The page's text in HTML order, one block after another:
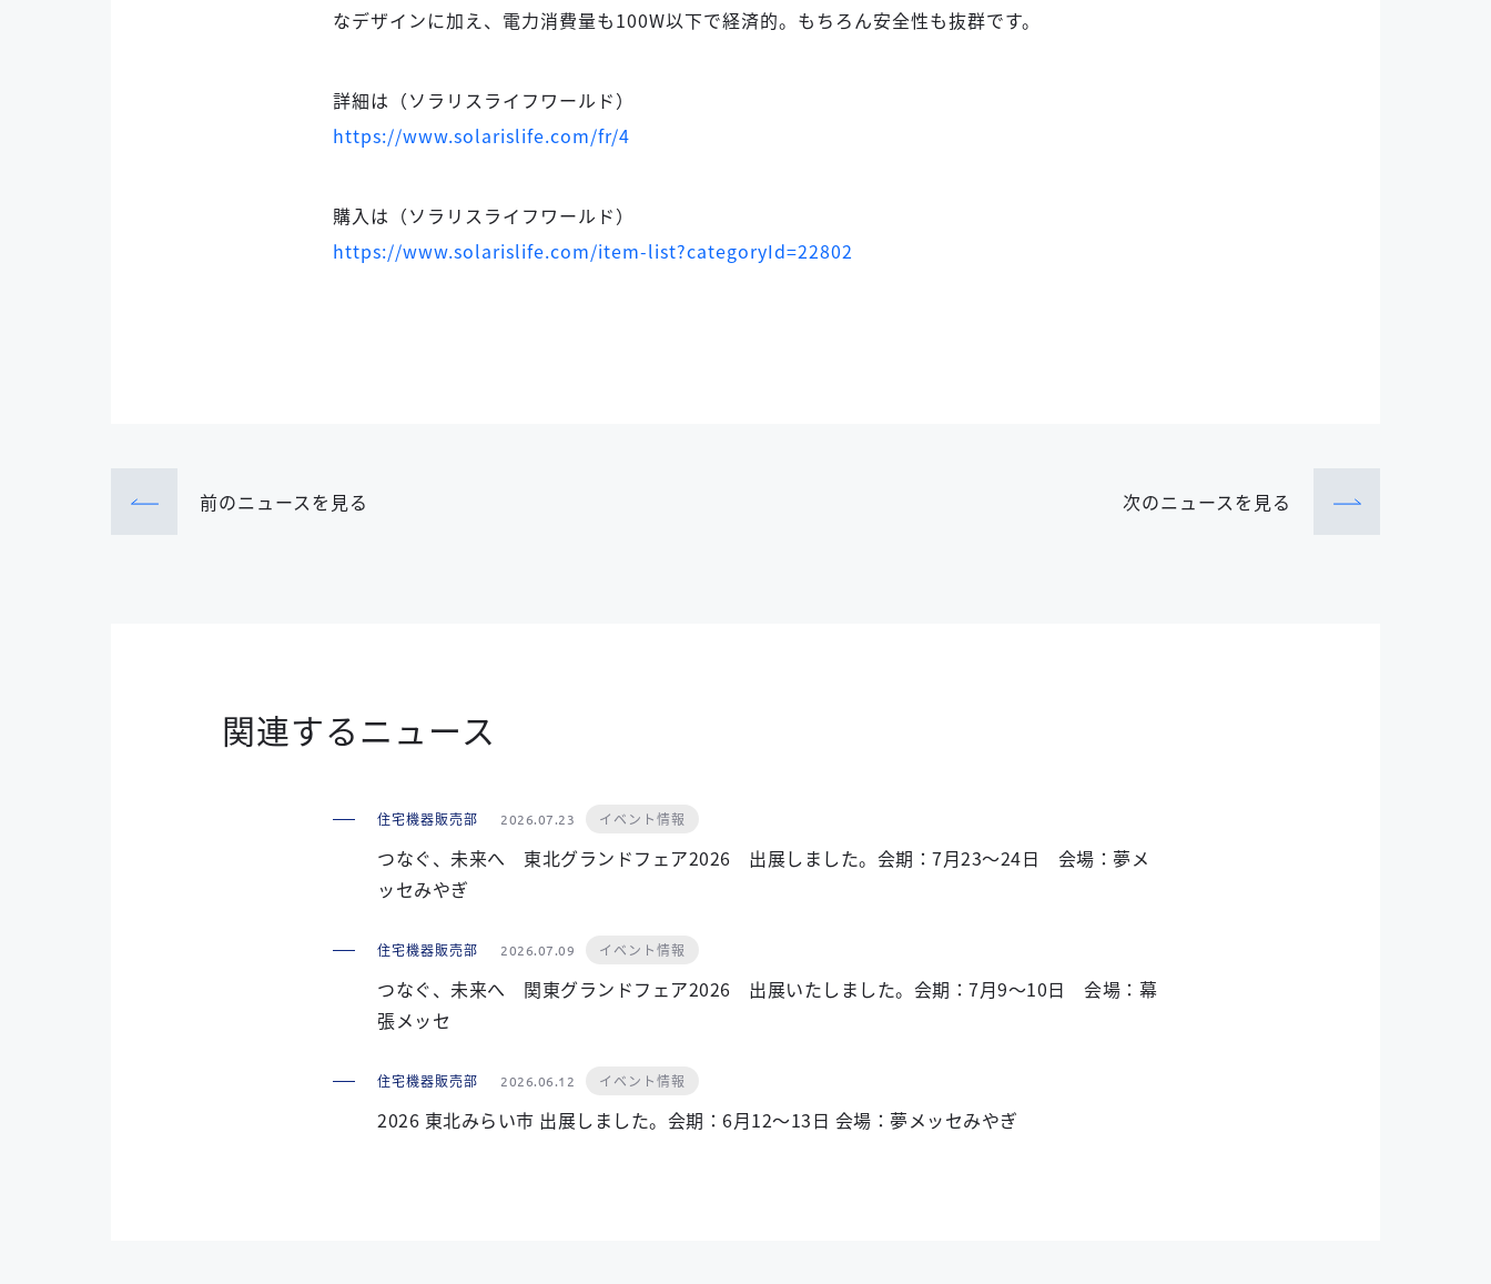
なデザインに加え、電力消費量も100W以下で経済的。もちろん安全性も抜群です。
詳細は（ソラリスライフワールド）
https://www.solarislife.com/fr/4
購入は（ソラリスライフワールド）
https://www.solarislife.com/item-list?categoryId=22802
前のニュースを見る 次のニュースを見る
関連するニュース
住宅機器販売部 2026.07.23 イベント情報
つなぐ、未来へ 東北グランドフェア2026 出展しました。会期：7月23～24日 会場：夢メ
ッセみやぎ
住宅機器販売部 2026.07.09 イベント情報
つなぐ、未来へ 関東グランドフェア2026 出展いたしました。会期：7月9～10日 会場：幕
張メッセ
住宅機器販売部 2026.06.12 イベント情報
2026 東北みらい市 出展しました。会期：6月12～13日 会場：夢メッセみやぎ